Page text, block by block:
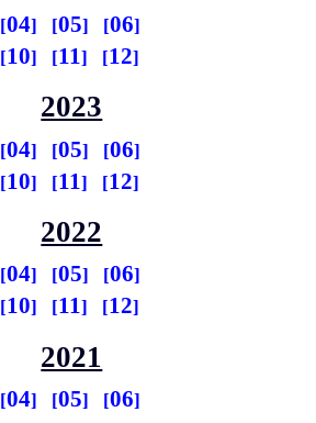
04 05
06
10 11 12
2023
04 05
06
10 11 12
2022
04 05
06
10 11 12
2021
04 05
06